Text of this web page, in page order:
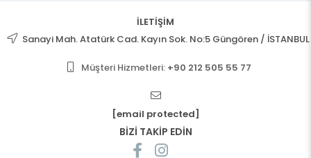
İLETİŞİM
Sanayi Mah. Atatürk Cad. Kayın Sok. No:5 Güngören / İSTANBUL
Müşteri Hizmetleri: +90 212 505 55 77
[email protected]
BİZİ TAKİP EDİN